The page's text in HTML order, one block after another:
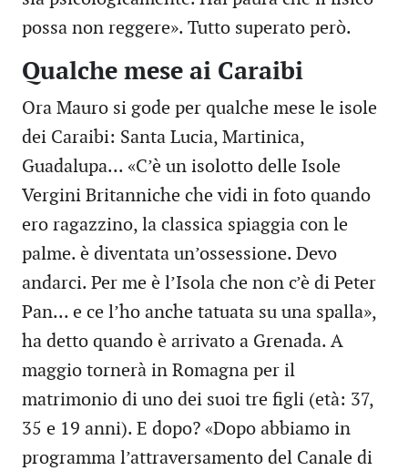
possa non reggere». Tutto superato però.
Qualche mese ai Caraibi
Ora Mauro si gode per qualche mese le isole
dei Caraibi: Santa Lucia, Martinica,
Guadalupa... «C’è un isolotto delle Isole
Vergini Britanniche che vidi in foto quando
ero ragazzino, la classica spiaggia con le
palme. è diventata un’ossessione. Devo
andarci. Per me è l’Isola che non c’è di Peter
Pan... e ce l’ho anche tatuata su una spalla»,
ha detto quando è arrivato a Grenada. A
maggio tornerà in Romagna per il
matrimonio di uno dei suoi tre figli (età: 37,
35 e 19 anni). E dopo? «Dopo abbiamo in
programma l’attraversamento del Canale di